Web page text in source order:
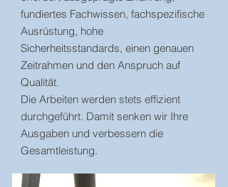
fundiertes Fachwissen, fachspezifische
Ausrüstung, hohe
Sicherheitsstandards, einen genauen
Zeitrahmen und den Anspruch auf
Qualität.
Die Arbeiten werden stets effizient
durchgeführt. Damit senken wir Ihre
Ausgaben und verbessern die
Gesamtleistung.